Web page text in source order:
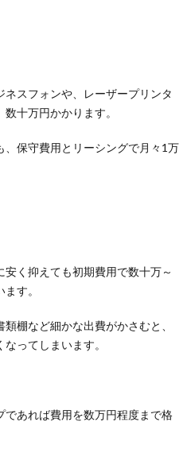
スフォンや、レーザープリンタ
十万円かかります。
、保守費用とリーシングで月々1万
安く抑えても初期費用で数十万～
す。
棚など細かな出費がかさむと、
ってしまいます。
あれば費用を数万円程度まで格